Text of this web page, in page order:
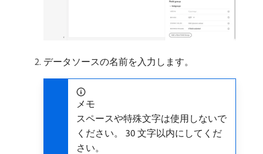
データソースの名前を入力します。
メモ
スペースや特殊文字は使用しないで
ください。 30 文字以内にしてくだ
さい。